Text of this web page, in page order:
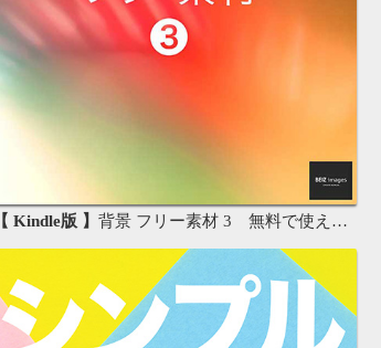
【 Kindle版 】背景 フリー素材 3 無料で使える背景素材集